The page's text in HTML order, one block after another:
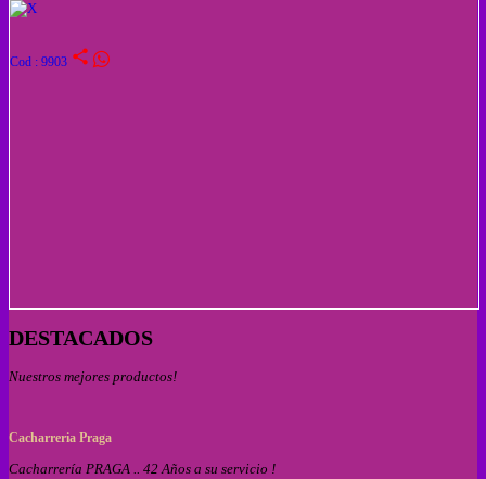
Cod : 9903 share
DESTACADOS
Nuestros mejores productos!
Cacharreria Praga
Cacharrería PRAGA .. 42 Años a su servicio !